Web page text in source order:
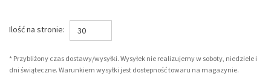
Ilość na stronie: 30
* Przybliżony czas dostawy/wysyłki. Wysyłek nie realizujemy w soboty, niedziele i
dni świąteczne. Warunkiem wysyłki jest dostepność towaru na magazynie.